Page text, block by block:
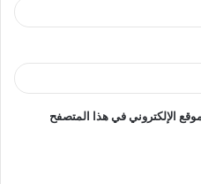
الإلكتروني في هذا المتصفح